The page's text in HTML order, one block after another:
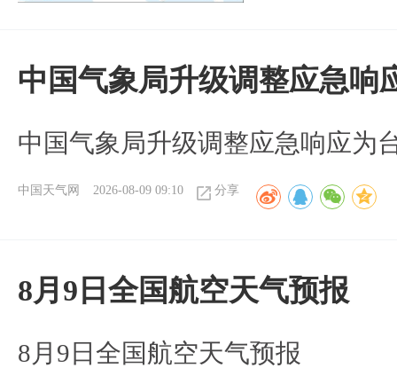
中国气象局升级调整应急响
中国气象局升级调整应急响应为
中国天气网 2026-08-09 09:10 分享
8月9日全国航空天气预报
8月9日全国航空天气预报​